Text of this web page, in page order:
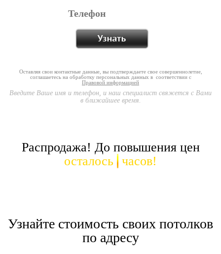
Оставляя свои контактные данные, вы подтверждаете свое совершеннолетие,
соглашаетесь на обработку персональных данных в соответствии с
Правовой информацией
Введите Ваше имя и телефон, и наш специалист свяжется с Вами
в ближайшее время.
Распродажа! До повышения цен
осталось
часов!
Узнайте стоимость своих потолков
по адресу